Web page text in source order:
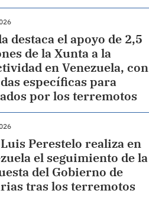
destaca el apoyo de 2,5
de la Xunta a la
en Venezuela, con
específicas para
por los terremotos
Perestelo realiza en
el seguimiento de la
del Gobierno de
tras los terremotos